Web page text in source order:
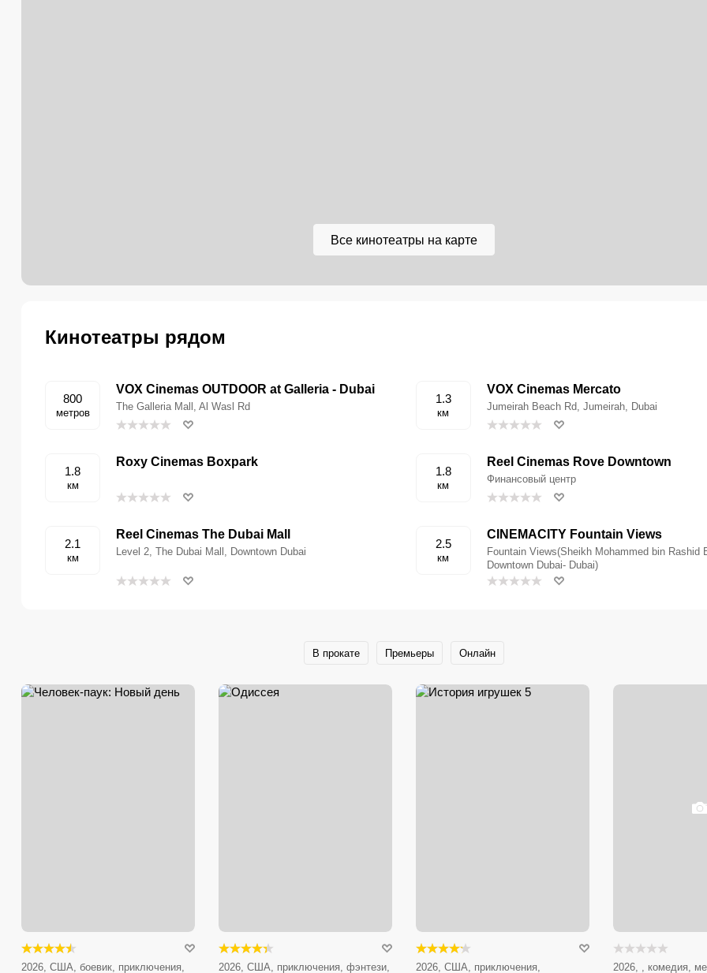
Все кинотеатры на карте
Кинотеатры рядом
800
метров
VOX Cinemas OUTDOOR at Galleria - Dubai
The Galleria Mall, Al Wasl Rd
1.3
км
VOX Cinemas Mercato
​​​​Jumeirah Beach Rd, Jumeirah, Dubai
1.8
км
Roxy Cinemas Boxpark
1.8
км
Reel Cinemas Rove Downtown
Финансовый центр
2.1
км
Reel Cinemas The Dubai Mall
Level 2, The Dubai Mall, Downtown Dubai
2.5
км
CINEMACITY Fountain Views
Fountain Views(Sheikh Mohammed bin Rashid
Downtown Dubai- Dubai)
В прокате Премьеры Онлайн
2026, США, боевик, приключения,
2026, США, приключения, фэнтези,
2026, США, приключения,
2026, , комедия,